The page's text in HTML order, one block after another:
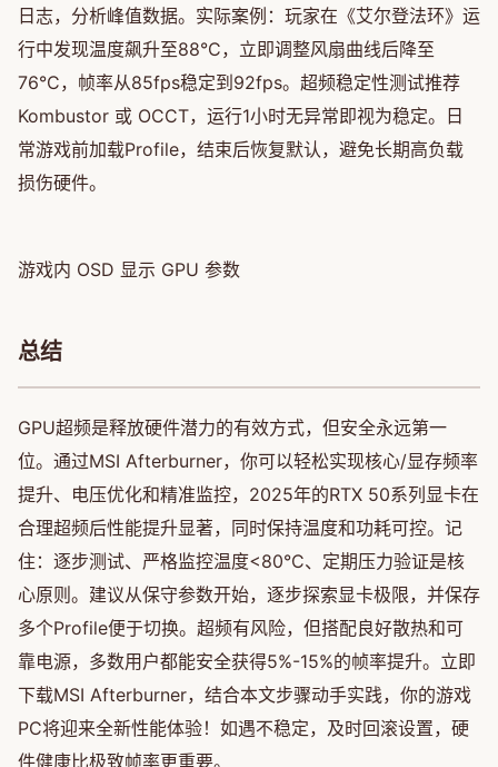
日志，分析峰值数据。实际案例：玩家在《艾尔登法环》运
行中发现温度飙升至88°C，立即调整风扇曲线后降至
76°C，帧率从85fps稳定到92fps。超频稳定性测试推荐
Kombustor 或 OCCT，运行1小时无异常即视为稳定。日
常游戏前加载Profile，结束后恢复默认，避免长期高负载
损伤硬件。
游戏内 OSD 显示 GPU 参数
总结
GPU超频是释放硬件潜力的有效方式，但安全永远第一
位。通过MSI Afterburner，你可以轻松实现核心/显存频率
提升、电压优化和精准监控，2025年的RTX 50系列显卡在
合理超频后性能提升显著，同时保持温度和功耗可控。记
住：逐步测试、严格监控温度<80°C、定期压力验证是核
心原则。建议从保守参数开始，逐步探索显卡极限，并保存
多个Profile便于切换。超频有风险，但搭配良好散热和可
靠电源，多数用户都能安全获得5%-15%的帧率提升。立即
下载MSI Afterburner，结合本文步骤动手实践，你的游戏
PC将迎来全新性能体验！如遇不稳定，及时回滚设置，硬
件健康比极致帧率更重要。